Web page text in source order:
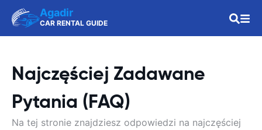
Agadir
CAR RENTAL GUIDE
Najczęściej Zadawane
Pytania (FAQ)
Na tej stronie znajdziesz odpowiedzi na najczęściej